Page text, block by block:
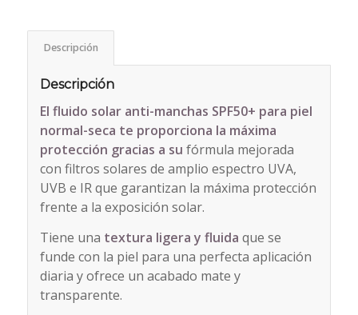
Descripción
Descripción
El fluido solar anti-manchas SPF50+ para piel
normal-seca te proporciona la máxima
protección gracias a su fórmula mejorada
con filtros solares de amplio espectro UVA,
UVB e IR que garantizan la máxima protección
frente a la exposición solar.
Tiene una textura ligera y fluida que se
funde con la piel para una perfecta aplicación
diaria y ofrece un acabado mate y
transparente.